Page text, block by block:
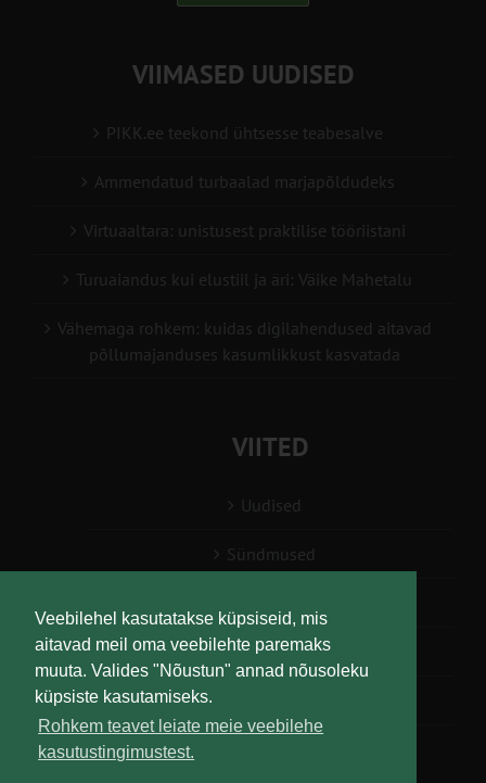
Veebilehel kasutatakse küpsiseid, mis
aitavad meil oma veebilehte paremaks
muuta. Valides "Nõustun" annad nõusoleku
küpsiste kasutamiseks.
Rohkem teavet leiate meie veebilehe
kasutustingimustest.
VIIMASED UUDISED
PIKK.ee teekond ühtsesse teabesalve
Ammendatud turbaalad marjapõldudeks
Virtuaaltara: unistusest praktilise tööriistani
Turuaiandus kui elustiil ja äri: Väike Mahetalu
Vähemaga rohkem: kuidas digilahendused aitavad
põllumajanduses kasumlikkust kasvatada
VIITED
Uudised
Sündmused
Teabesalv
Liitu uudiskirjaga